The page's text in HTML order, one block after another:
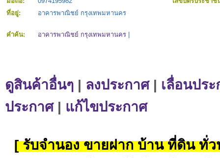
ที่อยู่:
อาคารพาณิชย์ กรุงเทพมหานคร
คำค้น: อาคารพาณิชย์ กรุงเทพมหานคร
ดูสินค้าอื่นๆ | ลงประกาศ| เลื่อนปร
ประกาศ| แก้ไขประกาศ
[ รับจำนอง ขายฝาก บ้าน ที่ดิน ทั่ว